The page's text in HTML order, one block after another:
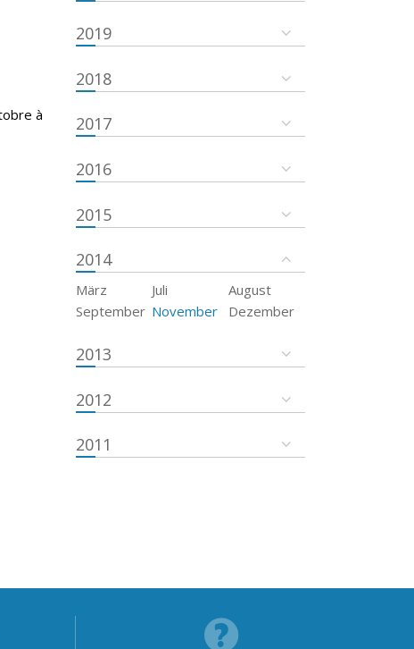
à
2019
2018
2017
2016
2015
2014
März Juli
August
September November Dezember
2013
2012
2011